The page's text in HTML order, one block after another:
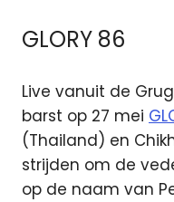
GLORY 86
Live vanuit de
barst op 27 mei
(Thailand) en
strijden om de
op de naam van